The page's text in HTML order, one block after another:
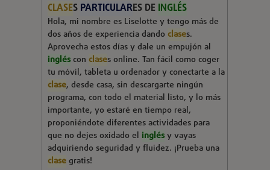
CLASES PARTICULARES DE INGLÉS
Hola, mi nombre es Liselotte y tengo más de
dos años de experiencia dandoclases.
Aprovecha estos días y dale un empujón al
ingléscon clases online. Tan fácil como coger
tu móvil, tableta u ordenador y conectarte a la
clase, desde casa, sin descargarte ningún
programa, con todo el material listo, y lo más
importante, yo estaré en tiempo real,
proponiéndote diferentes actividades para
que no dejes oxidado el inglésy vayas
adquiriendo seguridad y fluidez. ¡Prueba una
clasegratis!